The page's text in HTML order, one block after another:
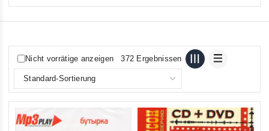
Nicht vorrätige anzeigen 372 Ergebnissen